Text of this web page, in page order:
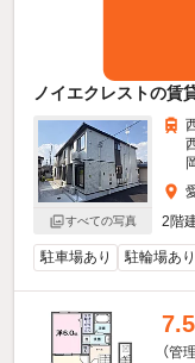
ノイエクレストの賃
すべての写真
2階
駐車場あり 駐輪場あり
（管